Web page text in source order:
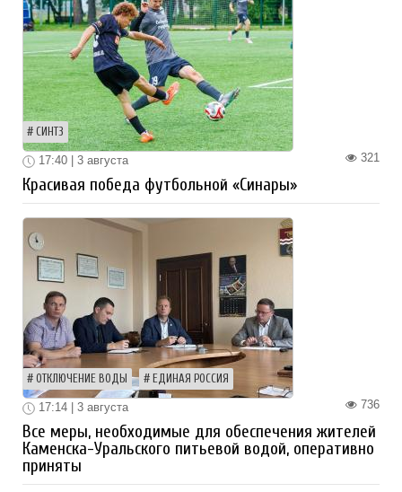
СИНТЗ
321
17:40 | 3 августа
Красивая победа футбольной «Синары»
ОТКЛЮЧЕНИЕ ВОДЫ ЕДИНАЯ РОССИЯ
736
17:14 | 3 августа
Все меры, необходимые для обеспечения жителей
Каменска-Уральского питьевой водой, оперативно
приняты